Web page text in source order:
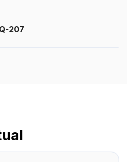
Q-207